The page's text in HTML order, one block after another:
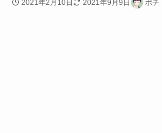
2021年2月10日 2021年9月9日 ポチ